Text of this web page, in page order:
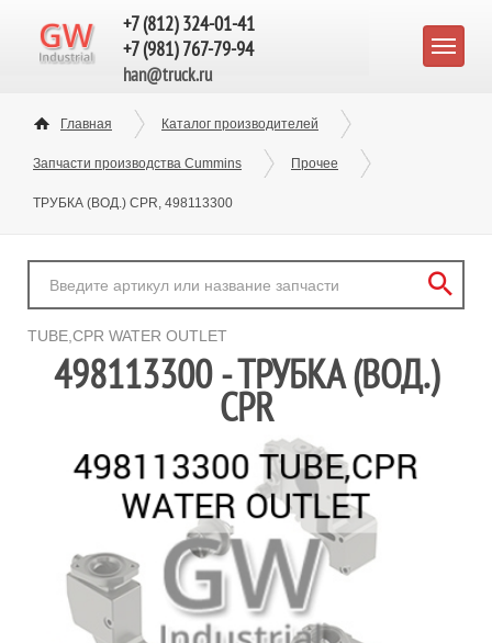
+7 (812) 324-01-41
+7 (981) 767-79-94
han@truck.ru
Главная Каталог производителей
Запчасти производства Cummins Прочее
ТРУБКА (ВОД.) CPR, 498113300
TUBE,CPR WATER OUTLET
498113300 - ТРУБКА (ВОД.)
CPR